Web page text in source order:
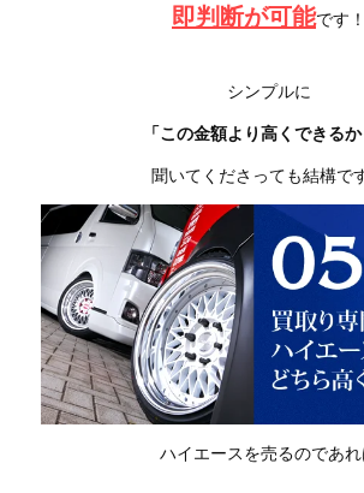
即判断が可能です！
シンプルに
「この金額より高くできるか
聞いてくださっても結構です
ハイエースを売るのであ